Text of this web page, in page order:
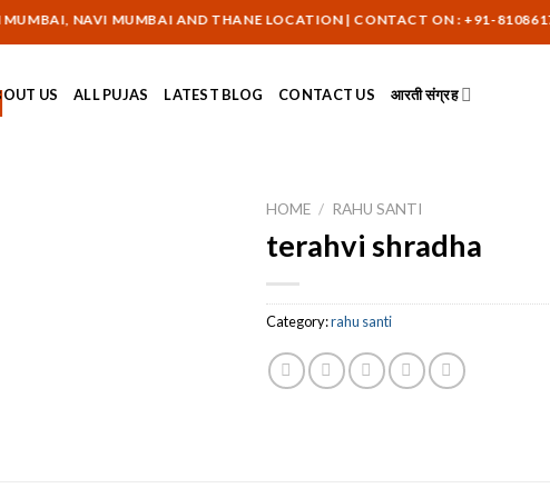
NAVI MUMBAI AND THANE LOCATION | CONTACT ON : +91-8108617265
US ALL PUJAS LATEST BLOG CONTACT US आरती संग्रह
HOME / RAHU SANTI
terahvi shradha
Category:rahu santi